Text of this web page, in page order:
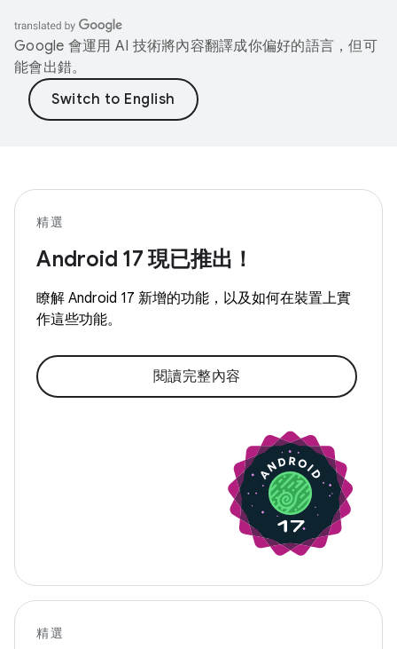
Google 會運用 AI 技術將內容翻譯成你偏好的語言，但可
能會出錯。
精選
Android 17 現已推出！
瞭解 Android 17 新增的功能，以及如何在裝置上實
作這些功能。
閱讀完整內容
精選